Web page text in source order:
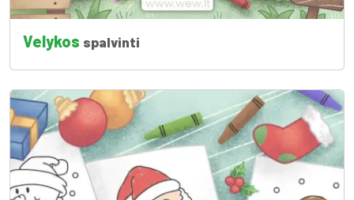
Velykos spalvinti